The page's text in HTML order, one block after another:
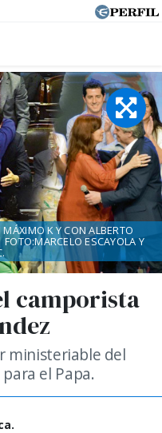
camporista
ministeriable del
el Papa.
K Y CON ALBERTO
ESCAYOLA Y